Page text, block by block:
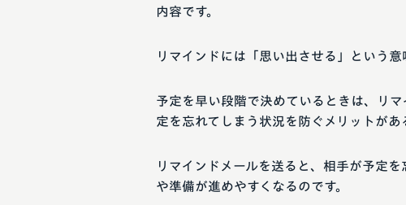
内容です。
リマインドには「思い出させる」という意
予定を早い段階で決めているときは、リ
定を忘れてしまう状況を防ぐメリットがあ
リマインドメールを送ると、相手が予定
や準備が進めやすくなるのです。